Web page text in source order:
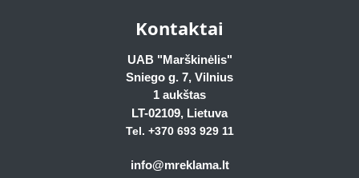
Kontaktai
UAB "Marškinėlis"
Sniego g. 7, Vilnius
1 aukštas
LT-02109, Lietuva
Tel. +370 693 929 11
info@mreklama.lt